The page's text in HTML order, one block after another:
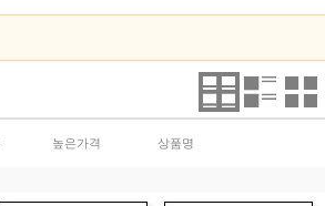
높은가격 상품명